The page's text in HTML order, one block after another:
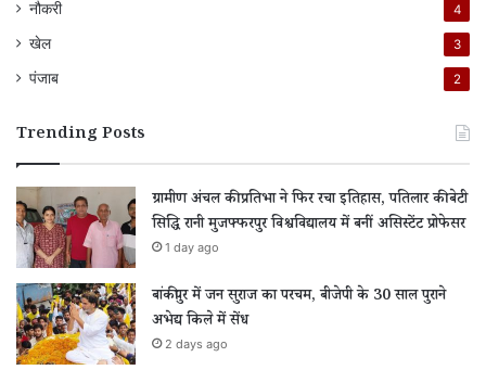
नौकरी 4
खेल 3
पंजाब 2
Trending Posts
ग्रामीण अंचल की प्रतिभा ने फिर रचा इतिहास, पतिलार की बेटी
सिद्धि रानी मुजफ्फरपुर विश्वविद्यालय में बनीं असिस्टेंट प्रोफेसर
1 day ago
बांकीपुर में जन सुराज का परचम, बीजेपी के 30 साल पुराने
अभेद्य किले में सेंध
2 days ago